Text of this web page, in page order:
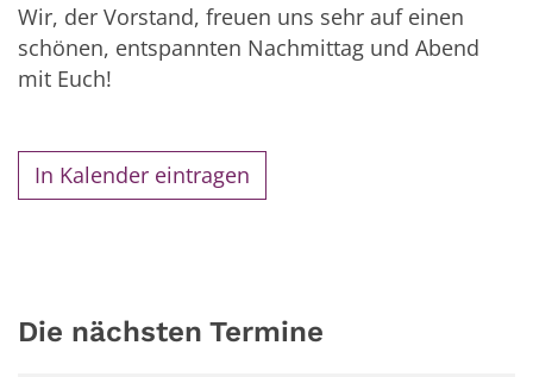
Wir, der Vorstand, freuen uns sehr auf einen
schönen, entspannten Nachmittag und Abend
mit Euch!
In Kalender eintragen
Die nächsten Termine